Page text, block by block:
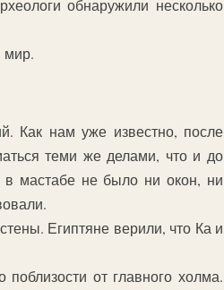
обнаружили несколько
мир.
Как нам уже известно, после
теми же делами, что и до
мастабе не было ни окон, ни
Египтяне верили, что Ка и
от главного холма.